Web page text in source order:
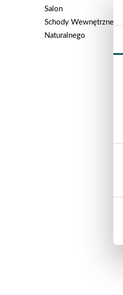
Salon
Schody Wewnętrzne Z
Naturalnego